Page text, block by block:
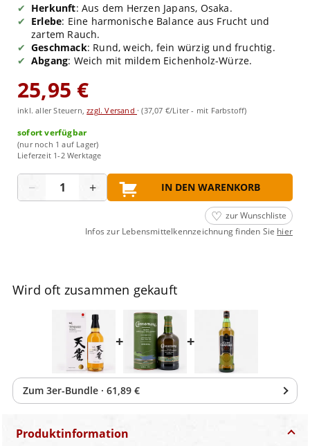
Herkunft: Aus dem Herzen Japans, Osaka.
Erlebe: Eine harmonische Balance aus Frucht und
zartem Rauch.
Geschmack: Rund, weich, fein würzig und fruchtig.
Abgang: Weich mit mildem Eichenholz-Würze.
25,95 €
inkl. aller Steuern,zzgl. Versand ·(37,07 €/Liter - mit Farbstoff)
sofort verfügbar
(nur noch 1 auf Lager)
Lieferzeit 1-2 Werktage
− + IN DEN WARENKORB
zur Wunschliste
Infos zur Lebensmittelkennzeichnung finden Sie hier
Wird oft zusammen gekauft
+ +
Zum 3er-Bundle · 61,89 €
Produktinformation